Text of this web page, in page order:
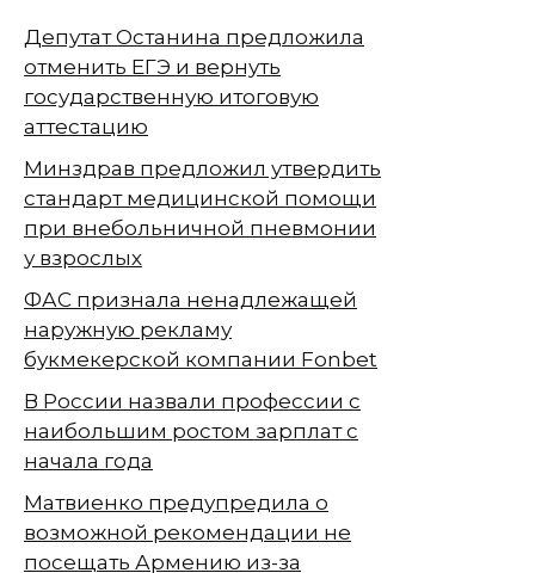
Депутат Останина предложила
отменить ЕГЭ и вернуть
государственную итоговую
аттестацию
Минздрав предложил утвердить
стандарт медицинской помощи
при внебольничной пневмонии
у взрослых
ФАС признала ненадлежащей
наружную рекламу
букмекерской компании Fonbet
В России назвали профессии с
наибольшим ростом зарплат с
начала года
Матвиенко предупредила о
возможной рекомендации не
посещать Армению из-за